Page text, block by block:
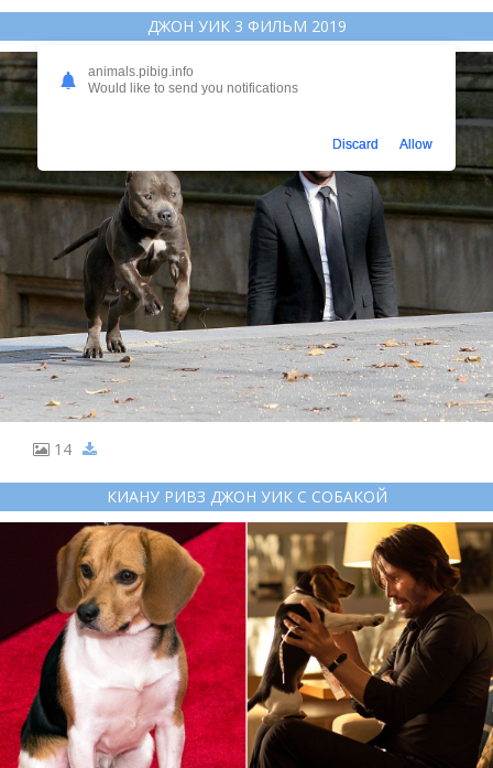
ДЖОН УИК 3 ФИЛЬМ 2019
14
КИАНУ РИВЗ ДЖОН УИК С СОБАКОЙ
animals.pibig.info
Would like to send you notifications
Discard Allow